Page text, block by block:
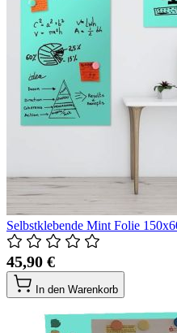
Selbstklebende Mint Folie
45,90 €
In den Warenkorb